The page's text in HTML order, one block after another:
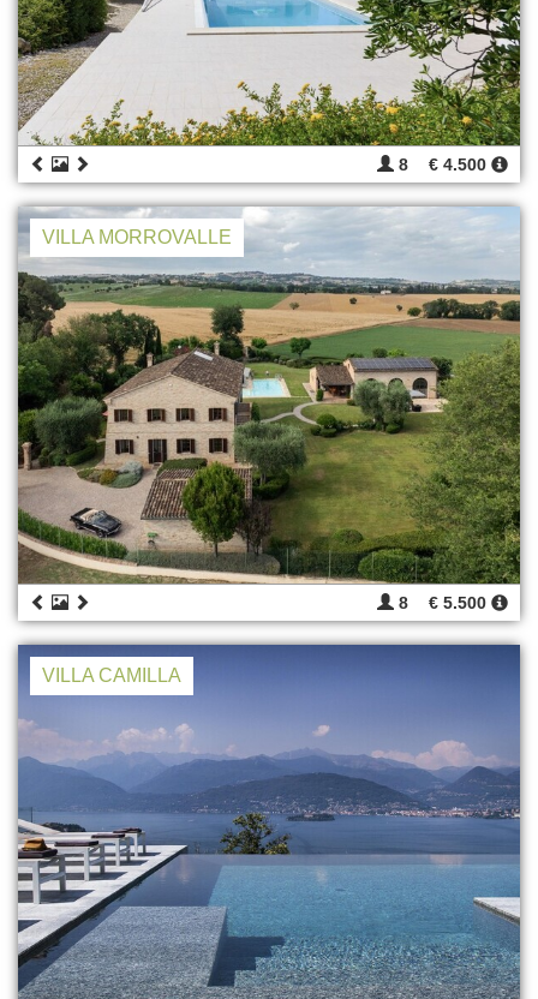
8 € 4.500
VILLA MORROVALLE
8 € 5.500
VILLA CAMILLA